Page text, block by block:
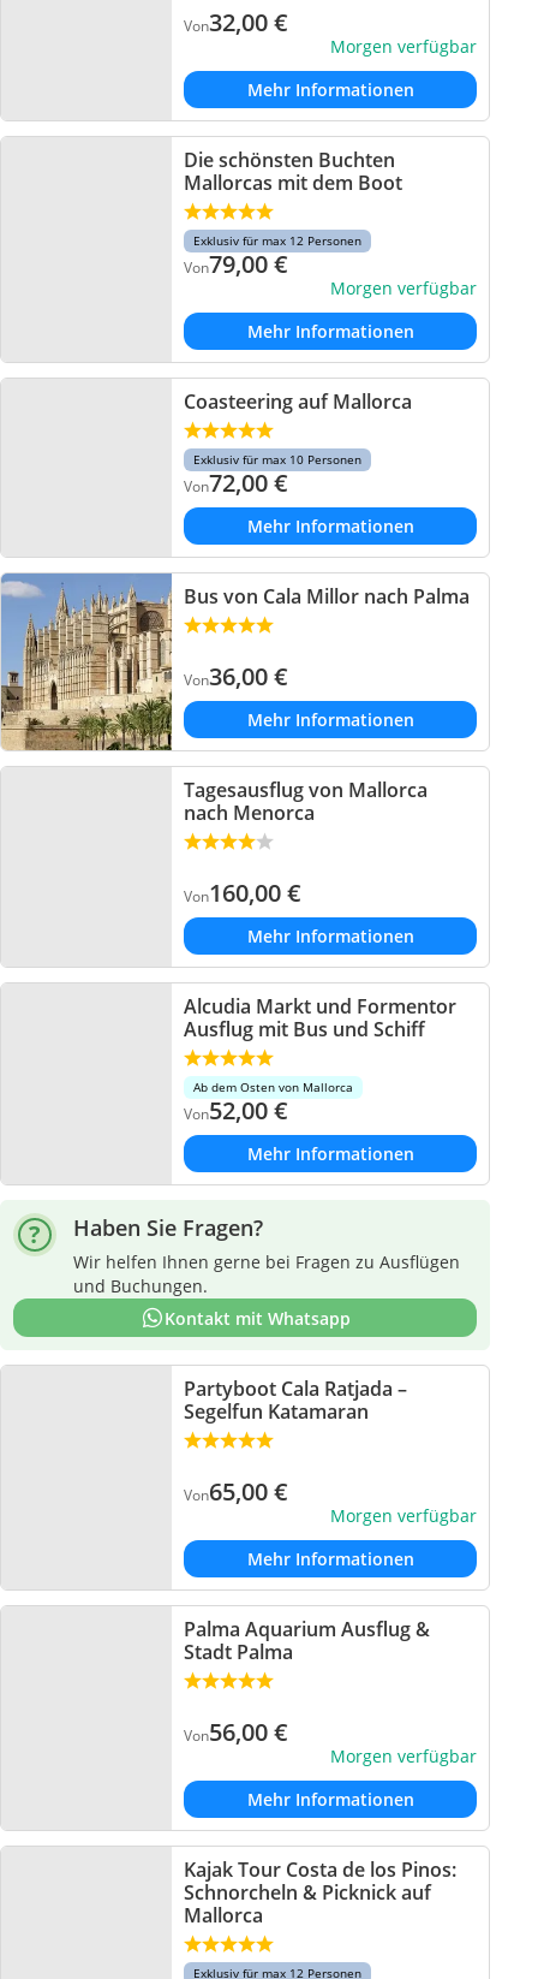
Von32,00€
Morgen verfügbar
Mehr Informationen
Die schönsten Buchten
Mallorcas mit dem Boot
Exklusiv für max 12 Personen
Von79,00€
Morgen verfügbar
Mehr Informationen
Coasteering auf Mallorca
Exklusiv für max 10 Personen
Von72,00€
Mehr Informationen
Bus von Cala Millor nach Palma
Von36,00€
Mehr Informationen
Tagesausflug von Mallorca
nach Menorca
Von160,00€
Mehr Informationen
Alcudia Markt und Formentor
Ausflug mit Bus und Schiff
Ab dem Osten von Mallorca
Von52,00€
Mehr Informationen
Haben Sie Fragen?
Wir helfen Ihnen gerne bei Fragen zu Ausflügen
und Buchungen.
Kontakt mit Whatsapp
Partyboot Cala Ratjada –
Segelfun Katamaran
Von65,00€
Morgen verfügbar
Mehr Informationen
Palma Aquarium Ausflug &
Stadt Palma
Von56,00€
Morgen verfügbar
Mehr Informationen
Kajak Tour Costa de los Pinos:
Schnorcheln & Picknick auf
Mallorca
Exklusiv für max 12 Personen